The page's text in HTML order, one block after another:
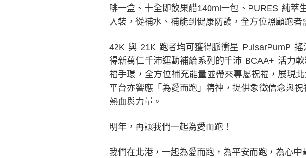
啡一盒、十全即飲果醋140ml一包、PURES 純萃
入裝，從補水、補能到健康防護，全方位照顧跑者
42K 與 21K 跑者均可獲得脈衝星 PulsarPumP
得新萬仁千沛運動補給系列的千沛 BCAA+ 活力
福手環，全方位補充能量並帶來專屬祝福，展現
平台亦響應「為愛而跑」精神，提供象徵信念與
熱血與力量。
明年，再讓我們一起為愛而跑！
我們在北港，一起為愛而跑，為平安而跑，為心中